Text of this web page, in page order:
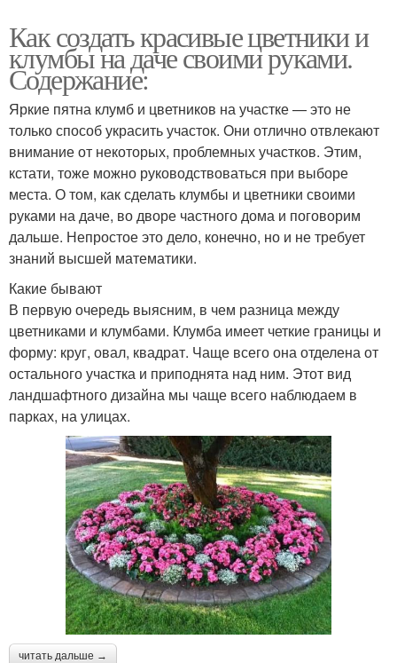
Как создать красивые цветники и
клумбы на даче своими руками.
Содержание:
Яркие пятна клумб и цветников на участке — это не
только способ украсить участок. Они отлично отвлекают
внимание от некоторых, проблемных участков. Этим,
кстати, тоже можно руководствоваться при выборе
места. О том, как сделать клумбы и цветники своими
руками на даче, во дворе частного дома и поговорим
дальше. Непростое это дело, конечно, но и не требует
знаний высшей математики.
Какие бывают
В первую очередь выясним, в чем разница между
цветниками и клумбами. Клумба имеет четкие границы и
форму: круг, овал, квадрат. Чаще всего она отделена от
остального участка и приподнята над ним. Этот вид
ландшафтного дизайна мы чаще всего наблюдаем в
парках, на улицах.
читать дальше →